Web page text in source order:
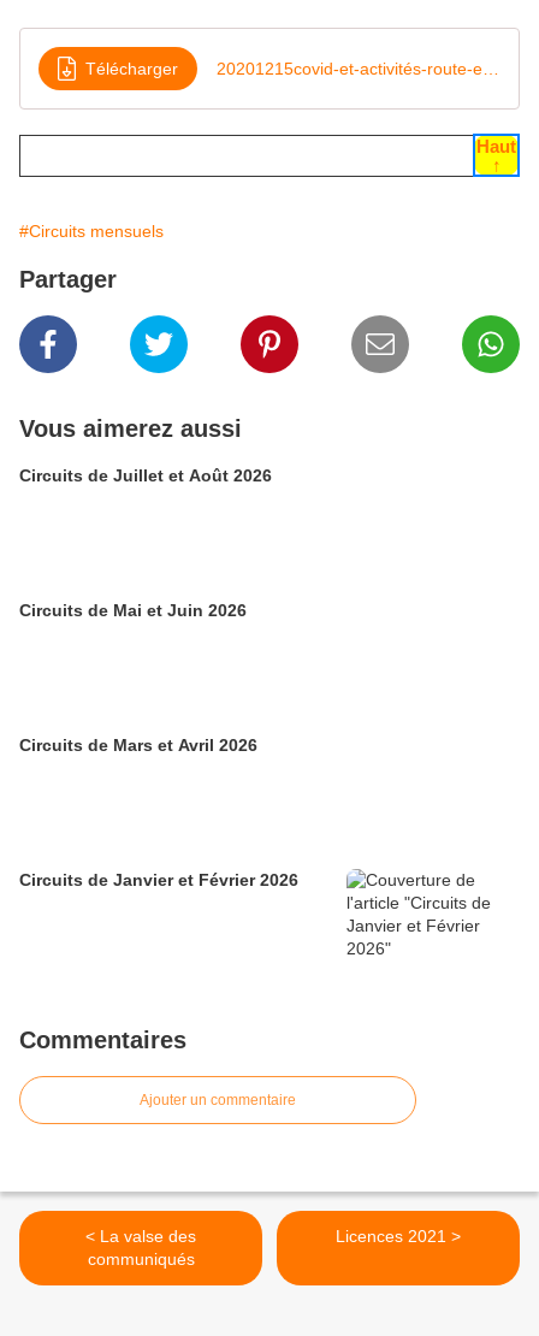
Télécharger
Haut
↑
#Circuits mensuels
Partager
Vous aimerez aussi
Circuits de Juillet et Août 2026
Circuits de Mai et Juin 2026
Circuits de Mars et Avril 2026
Circuits de Janvier et Février 2026
Commentaires
Ajouter un commentaire
< La valse des
communiqués
Licences 2021 >